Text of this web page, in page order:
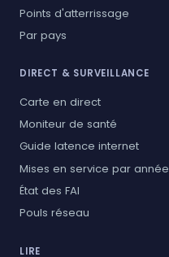
Points d'atterrissage
Par pays
DIRECT & SURVEILLANCE
Carte en direct
Moniteur de santé
Guide latence internet
Mises en service par année
État des FAI
Pouls réseau
LIRE